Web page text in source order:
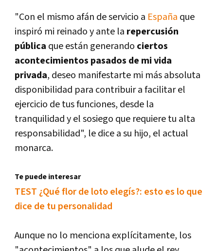
"Con el mismo afán de servicio a España que
inspiró mi reinado y ante la repercusión
pública que están generando ciertos
acontecimientos pasados de mi vida
privada, deseo manifestarte mi más absoluta
disponibilidad para contribuir a facilitar el
ejercicio de tus funciones, desde la
tranquilidad y el sosiego que requiere tu alta
responsabilidad", le dice a su hijo, el actual
monarca.
Te puede interesar
TEST ¿Qué flor de loto elegís?: esto es lo que
dice de tu personalidad
Aunque no lo menciona explícitamente, los